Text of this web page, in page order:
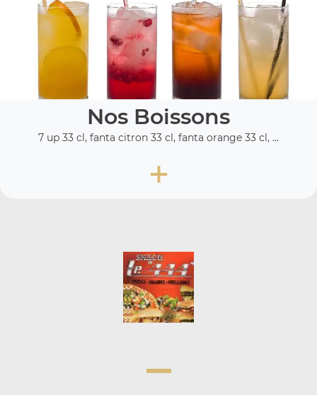
Nos Boissons
7 up 33 cl, fanta citron 33 cl, fanta orange 33 cl, ...
+